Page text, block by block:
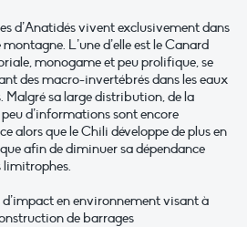
d’Anatidés vivent exclusivement dans
L’une d’elle est le Canard
monogame et peu prolifique, se
des macro-invertébrés dans les eaux
Malgré sa large distribution, de la
d’informations sont encore
alors que le Chili développe de plus en
afin de diminuer sa dépendance
limitrophes.
d’impact en environnement visant à
de barrages